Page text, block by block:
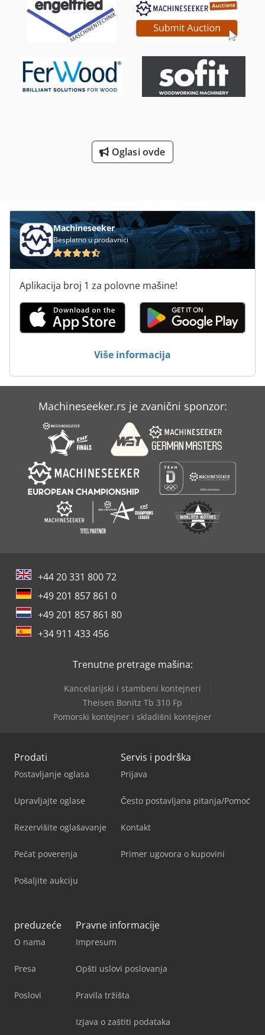
Oglasi ovde
Machineseeker
Besplatno u prodavnici
Aplikacija broj 1 za polovne mašine!
Više informacija
Machineseeker.rs je zvanični sponzor:
+44 20 331 800 72
+49 201 857 861 0
+49 201 857 861 80
+34 911 433 456
Trenutne pretrage mašina:
Kancelarijski i stambeni kontejneri
Theisen Bonitz Tb 310 Fp
Pomorski kontejner i skladišni kontejner
Prodati
Postavljanje oglasa
Upravljajte oglase
Rezervišite oglašavanje
Pečat poverenja
Pošaljite aukciju
Servis i podrška
Prijava
Često postavljana pitanja/Pomoć
Kontakt
Primer ugovora o kupovini
preduzeće
O nama
Presa
Poslovi
Pravne informacije
Impresum
Opšti uslovi poslovanja
Pravila tržišta
Izjava o zaštiti podataka